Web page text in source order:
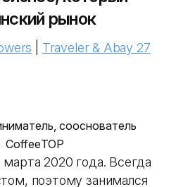
рынок
Traveler & Abay 27
сооснователь
CoffeеTOP
2020 года. Всегда
поэтому занимался